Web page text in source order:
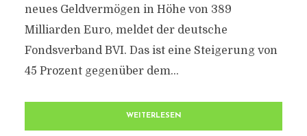
neues Geldvermögen in Höhe von 389
Milliarden Euro, meldet der deutsche
Fondsverband BVI. Das ist eine Steigerung von
45 Prozent gegenüber dem...
WEITERLESEN